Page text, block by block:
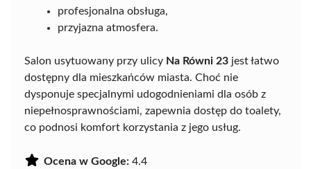
profesjonalna obsługa,
przyjazna atmosfera.
Salon usytuowany przy ulicy Na Równi 23 jest łatwo
dostępny dla mieszkańców miasta. Choć nie
dysponuje specjalnymi udogodnieniami dla osób z
niepełnosprawnościami, zapewnia dostęp do toalety,
co podnosi komfort korzystania z jego usług.
Ocena w Google: 4.4